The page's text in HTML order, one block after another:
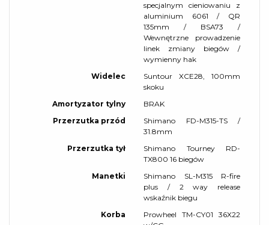
specjalnym cieniowaniu z
aluminium 6061 / QR
135mm / BSA73 /
Wewnętrzne prowadzenie
linek zmiany biegów /
wymienny hak
Widelec
Suntour XCE28, 100mm
skoku
Amortyzator tylny
BRAK
Przerzutka przód
Shimano FD-M315-TS /
31.8mm
Przerzutka tył
Shimano Tourney RD-
TX800 16 biegów
Manetki
Shimano SL-M315 R-fire
plus / 2 way release
wskaźnik biegu
Korba
Prowheel TM-CY01 36X22